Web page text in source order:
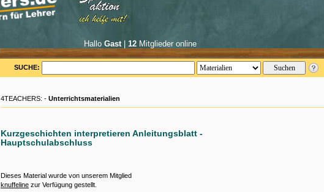
Hallo Gast| 12 Mitglieder online
SUCHE:
4TEACHERS: - Unterrichtsmaterialien
Kurzgeschichten interpretieren Anleitungsblatt -
Hauptschulabschluss
Dieses Material wurde von unserem Mitglied
knuffeline zur Verfügung gestellt.